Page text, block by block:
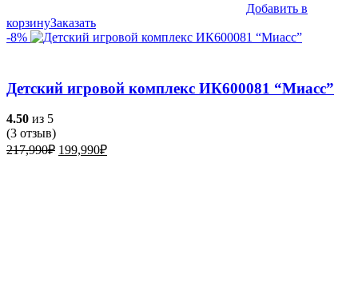
Добавить в
корзинуЗаказать
-8%
Детский игровой комплекс ИК600081 “Миасс”
4.50 из 5
(3 отзыв)
217,990₽ Первоначальная
199,990₽Текущая